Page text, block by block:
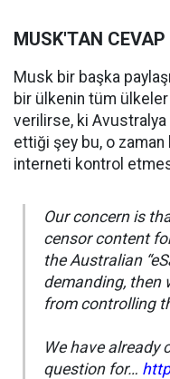
MUSK'TAN CEVAP
Musk bir başka
bir ülkenin tüm
verilirse, ki
ettiği şey bu, o
interneti kontrol
Our concern is
censor content
the Australian
demanding, then
from controlling
We have already
question for…